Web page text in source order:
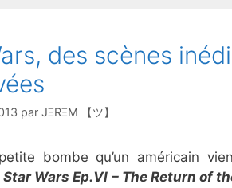
des scènes
par JΞRΞM 【ツ】
bombe qu’un américain
Star Wars Ep.VI – The Return of